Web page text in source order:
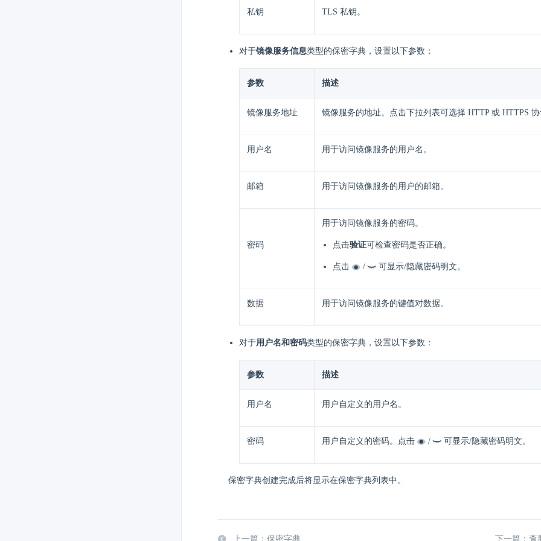
私钥 TLS 私钥。
对于镜像服务信息类型的保密字典，设置以下参数：
参数 描述
镜像服务地址 镜像服务的地址。点击下拉列表可选择 HTTP 或 HTTPS
用户名 用于访问镜像服务的用户名。
邮箱 用于访问镜像服务的用户的邮箱。
密码
用于访问镜像服务的密码。
点击验证可检查密码是否正确。
点击 / 可显示/隐藏密码明文。
数据 用于访问镜像服务的键值对数据。
对于用户名和密码类型的保密字典，设置以下参数：
参数 描述
用户名 用户自定义的用户名。
密码 用户自定义的密码。点击 / 可显示/隐藏密码明文。
保密字典创建完成后将显示在保密字典列表中。
上一篇：保密字典 下一篇：查